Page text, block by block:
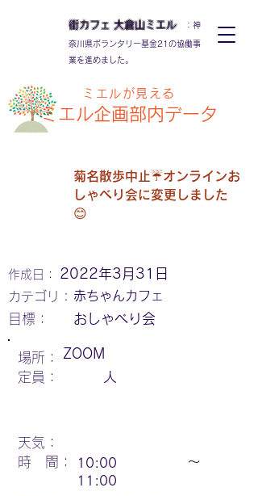
街カフェ 大倉山ミエル：神
奈川県ボランタリー基金21の協働事
業を進めました。
ミエルが見える
ミエル企画部内データ
菊名散歩中止☔オンラインお
しゃべり会に変更しました
😊
2022年3月31日
作成日：
カテゴリ： 赤ちゃんカフェ
​目標： おしゃべり会
場所：
ZOOM
定員：
人
天気：
時 間：
10:00 〜
11:00